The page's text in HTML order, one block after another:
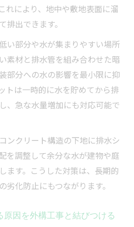
れにより、地中や敷地表面に溜
排出できます。
い部分や水が集まりやすい場所
素材と排水管を組み合わせた暗
部分への水の影響を最小限に抑
トは一時的に水を貯めてから排
、急な水量増加にも対応可能で
ンクリート構造の下地に排水シ
を調整して余分な水が建物や庭
ます。こうした対策は、長期的
劣化防止にもつながります。
原因を外構工事と結びつける